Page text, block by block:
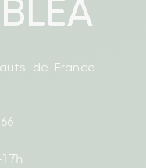
de-France